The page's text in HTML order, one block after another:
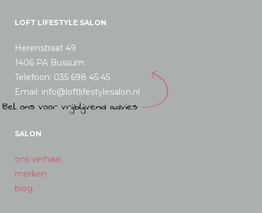
LOFT LIFESTYLE SALON
Herenstraat 49
1406 PA Bussum
Telefoon: 035 698 45 45
Email: info@loftlifestylesalon.nl
SALON
ons verhaal
merken
blog